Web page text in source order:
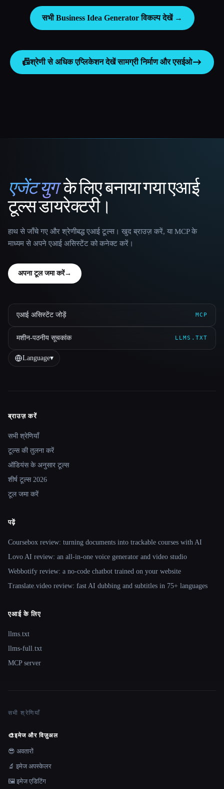
सभी Business Idea Generator विकल्प देखें →
📠श्रेणी से अधिक एप्लिकेशन देखेंसामग्री निर्माण और एसईओ
That AI Collection
एजेंट युगके लिए बनाया गया एआई
टूल्स डायरेक्टरी।
हाथ से जाँचे गए और श्रेणीबद्ध एआई टूल्स। खुद ब्राउज़ करें, या MCP के
माध्यम से अपने एआई असिस्टेंट को कनेक्ट करें।
अपना टूल जमा करें→
एआई असिस्टेंट जोड़ें MCP
मशीन-पठनीय सूचकांक LLMS.TXT
Language▾
Site navigation
ब्राउज़ करें
सभी श्रेणियाँ
टूल्स की तुलना करें
ऑडियंस के अनुसार टूल्स
शीर्ष टूल्स 2026
टूल जमा करें
पढ़ें
Coursebox review: turning documents into trackable courses with AI
Lovo AI review: an all-in-one voice generator and video studio
Webbotify review: a no-code chatbot trained on your website
Translate.video review: fast AI dubbing and subtitles in 75+ languages
एआई के लिए
llms.txt
llms-full.txt
MCP server
सभी श्रेणियाँ
🎨इमेज और विज़ुअल
😎 अवतारों
🔬 इमेज अपस्केलर
🖼️ इमेज एडिटिंग